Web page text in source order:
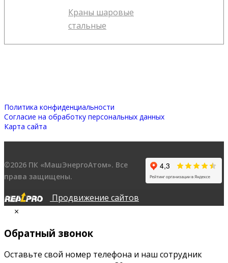
Краны шаровые
стальные
Политика конфиденциальности
Согласие на обработку персональных данных
Карта сайта
©2026 ПК «МашЭнергоАтом». Все
права защищены.
Продвижение сайтов
×
Обратный звонок
Оставьте свой номер телефона и наш сотрудник